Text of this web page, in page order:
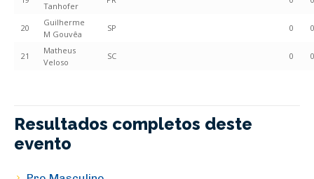
Tanhofer
20
Guilherme
M Gouvêa
SP 0 0
21
Matheus
Veloso
SC 0 0
Resultados completos deste
evento